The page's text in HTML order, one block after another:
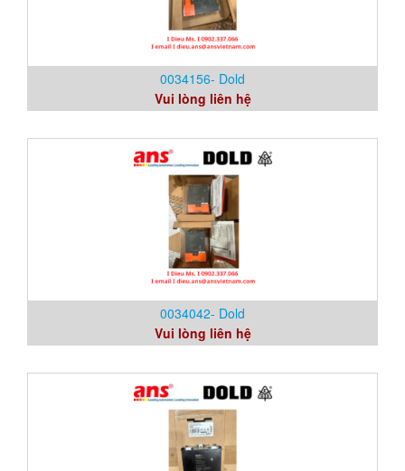
0034156- Dold
Vui lòng liên hệ
0034042- Dold
Vui lòng liên hệ